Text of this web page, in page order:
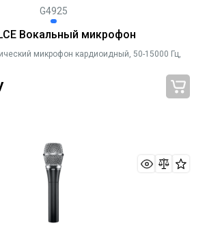
G4925
Вокальный микрофон
микрофон кардиоидный, 50-15000 Гц,